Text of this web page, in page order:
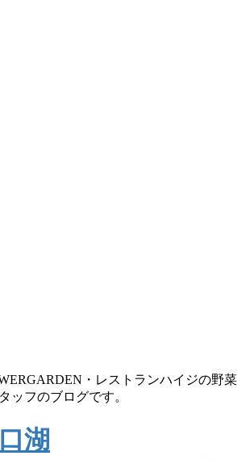
・レストランハイジの野菜
ッフのブログです。
湖